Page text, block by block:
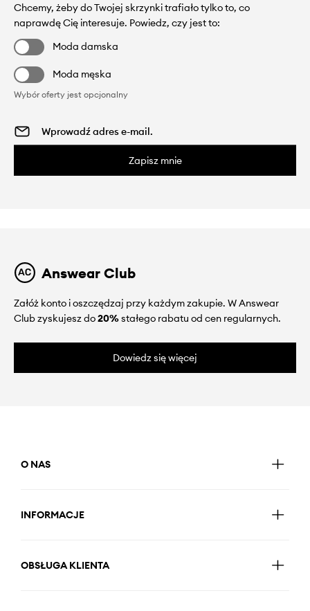
Chcemy, żeby do Twojej skrzynki trafiało tylko to, co
naprawdę Cię interesuje. Powiedz, czy jest to:
Moda damska
Moda męska
Wybór oferty jest opcjonalny
Zapisz mnie
Answear Club
Załóż konto i oszczędzaj przy każdym zakupie. W Answear
Club zyskujesz do20%stałego rabatu od cen regularnych.
Dowiedz się więcej
O NAS
INFORMACJE
OBSŁUGA KLIENTA